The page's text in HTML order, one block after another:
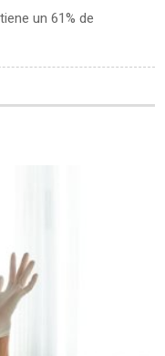
un 61% de